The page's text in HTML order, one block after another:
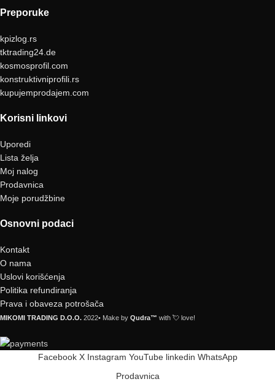
Preporuke
kpizlog.rs
tktrading24.de
kosmosprofil.com
konstruktivniprofili.rs
kupujemprodajem.com
Korisni linkovi
Uporedi
Lista želja
Moj nalog
Prodavnica
Moje porudžbine
Osnovni podaci
Kontakt
O nama
Uslovi korišćenja
Politika refundiranja
Prava i obaveza potrošača
MIKOMI TRADING D.O.O. 2022• Make by Qudra™ with 💘 love!
Facebook X Instagram YouTube linkedin WhatsApp
Prodavnica